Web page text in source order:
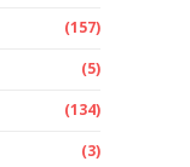
(157)
(5)
(134)
(3)